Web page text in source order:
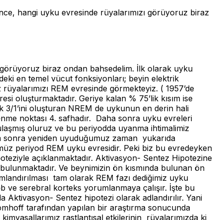
uyku evresinde rüyalarımızı görüyoruz biraz
biraz ondan bahsedelim. İlk olarak uyku
en temel vücut fonksiyonları; beyin elektrik
REM evresinde görmekteyiz. ( 1957’de
oluşturmaktadır. Geriye kalan % 75’lik kısım ise
1’ini oluşturan NREM de uykunun en derin hali
noktası 4. safhadır. Daha sonra uyku evreleri
oluruz ve bu periyodda uyanma ihtimalimiz
sonra yeniden uyuduğumuz zaman yukarıda
periyod REM uyku evresidir. Peki biz bu evredeyken
açıklanmaktadır. Aktivasyon- Sentez Hipotezine
Ve beynimizin ön kısmında bulunan ön
tam olarak REM fazı dediğimiz uyku
ve serebral korteks yorumlanmaya çalışır. İşte bu
Aktivasyon- Sentez hipotezi olarak adlandırılır. Yani
tarafından yapılan bir araştırma sonucunda
rastlantısal etkilerinin rüyalarımızda ki